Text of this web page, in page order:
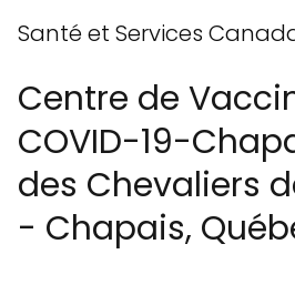
Santé et Services
Centre de
COVID-19-
des Chevaliers
- Chapais,